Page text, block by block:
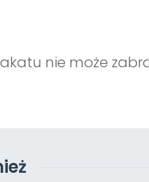
nie może